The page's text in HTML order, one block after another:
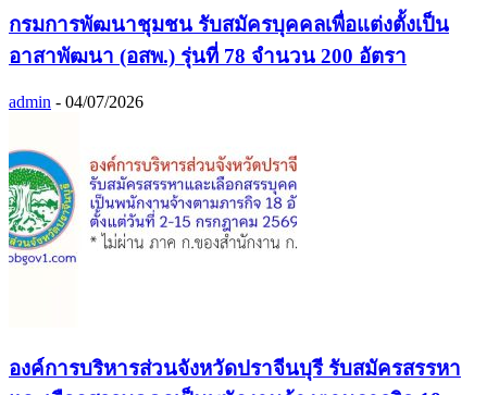
กรมการพัฒนาชุมชน รับสมัครบุคคลเพื่อแต่งตั้งเป็น
อาสาพัฒนา (อสพ.) รุ่นที่ 78 จำนวน 200 อัตรา
admin - 04/07/2026
องค์การบริหารส่วนจังหวัดปราจีนบุรี รับสมัครสรรหา